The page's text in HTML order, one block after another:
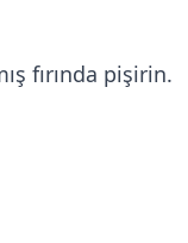
fırında pişirin.